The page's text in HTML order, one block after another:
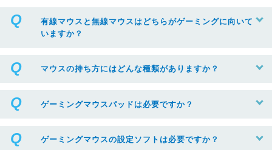
有線マウスと無線マウスはどちらがゲーミングに向いて
いますか？
マウスの持ち方にはどんな種類がありますか？
ゲーミングマウスパッドは必要ですか？
ゲーミングマウスの設定ソフトは必要ですか？